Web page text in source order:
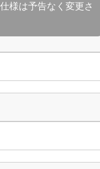
様は予告なく変更さ